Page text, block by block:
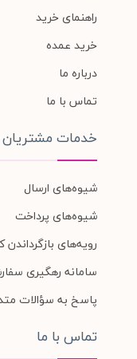
راهنمای خرید
خرید عمده
درباره ما
تماس با ما
خدمات مشتریان
شیوه‌های ارسال
شیوه‌های پرداخت
رویه‌های بازگرداندن
سامانه رهگیری
پاسخ به سؤالات
تماس با ما